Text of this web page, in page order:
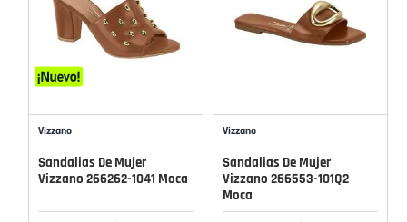
Vizzano
Sandalias De Mujer
Vizzano 266262-1041 Moca
Vizzano
Sandalias De Mujer
Vizzano 266553-101Q2
Moca